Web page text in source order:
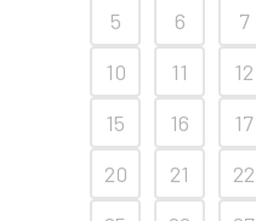
5
6 7
10
11 12
15
16 17
20
21 22